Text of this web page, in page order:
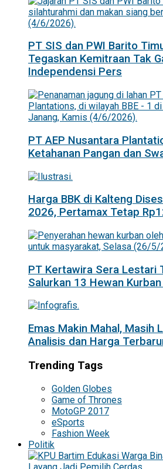
PT SIS dan PWI Barito
Tegaskan Kemitraan Tak
Independensi Pers
PT AEP Nusantara
Ketahanan Pangan dan
Harga BBK di Kalteng
2026, Pertamax Tetap
PT Kertawira Sera Lestari
Salurkan 13 Hewan
Emas Makin Mahal, Masih
Analisis dan Harga
Trending Tags
Golden Globes
Game of Thrones
MotoGP 2017
eSports
Fashion Week
Politik